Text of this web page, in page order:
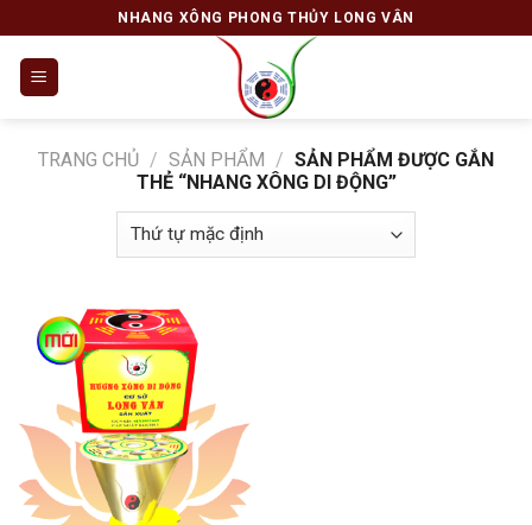
to
content
NHANG XÔNG PHONG THỦY LONG VÂN
TRANG CHỦ / SẢN PHẨM / SẢN PHẨM ĐƯỢC GẮN
THẺ “NHANG XÔNG DI ĐỘNG”